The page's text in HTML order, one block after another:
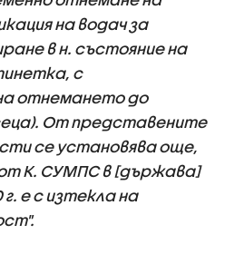
на водач за
в н. състояние на
с
отнемането до
От представените
се установява още,
К. СУМПС в [държава]
е с изтекла на